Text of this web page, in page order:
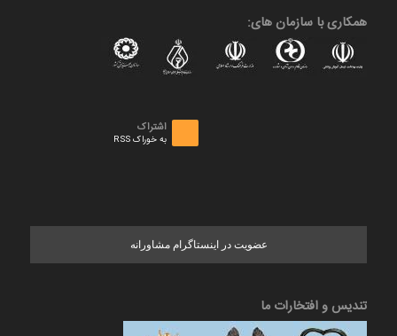
همکاری با سازمان های:
اشتراک
به خوراک RSS
عضویت در اینستاگرام مشاورانه
تندیس و افتخارات ما